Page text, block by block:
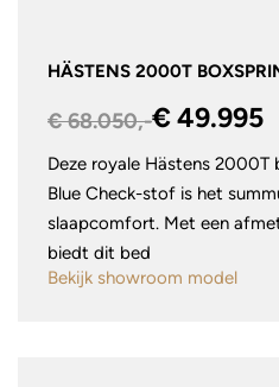
HÄSTENS 2000T
€ 68.050,-€ 49.995
Deze royale Hästens 2000T
Blue Check-stof is het
slaapcomfort. Met een
biedt dit bed
Bekijk showroom model